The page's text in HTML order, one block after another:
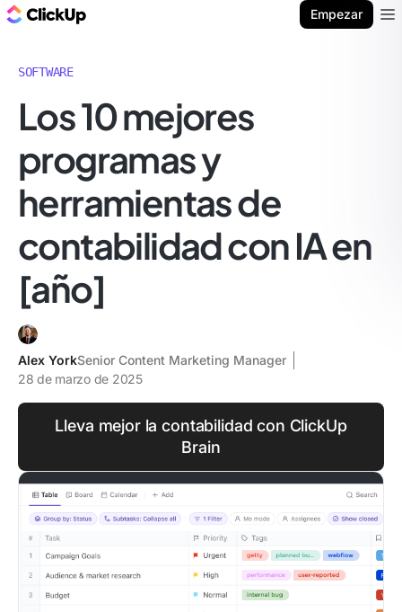
Empezar
SOFTWARE
Los 10 mejores
programas y
herramientas de
contabilidad con IA en
[año]
Alex YorkSenior Content Marketing Manager
28 de marzo de 2025
Lleva mejor la contabilidad con ClickUp
Brain